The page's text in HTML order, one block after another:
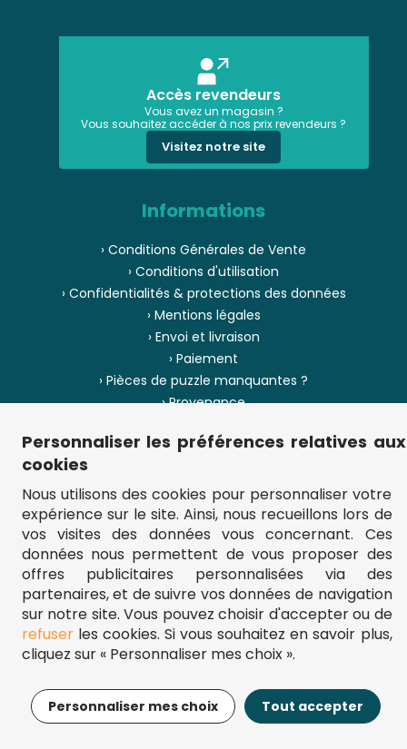
22,99€ Ajouter au panier
Accès revendeurs
Vous avez un magasin ?
Vous souhaitez accéder à nos prix revendeurs ?
Visitez notre site
Informations
› Conditions Générales de Vente
› Conditions d'utilisation
› Confidentialités & protections des données
› Mentions légales
› Envoi et livraison
› Paiement
› Pièces de puzzle manquantes ?
› Provenance
› Plan du site
** Frais d'envoi = 6,95 € (France) / gratuit à partir de 45 €.
fou-de-puzzle.com : le site référence pour acheter des puzzles de
qualité à bon prix.
© Fou-de-puzzle.com 2011 - 2026
Personnaliser les préférences relatives aux
cookies
Nous utilisons des cookies pour personnaliser votre
expérience sur le site. Ainsi, nous recueillons lors de
vos visites des données vous concernant. Ces
données nous permettent de vous proposer des
offres publicitaires personnalisées via des
partenaires, et de suivre vos données de navigation
sur notre site. Vous pouvez choisir d'accepter ou de
refuserles cookies. Si vous souhaitez en savoir plus,
cliquez sur « Personnaliser mes choix ».
Personnaliser mes choix Tout accepter